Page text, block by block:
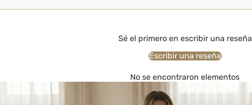
Sé el primero en escribir una reseña
Escribir una reseña
No se encontraron elementos